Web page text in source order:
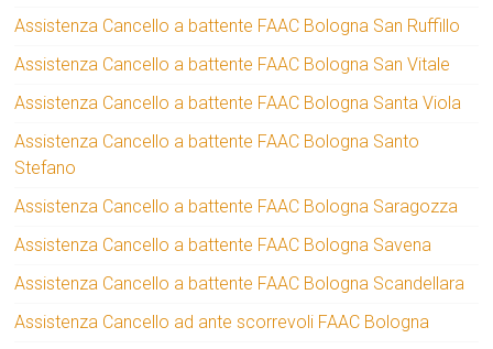
Assistenza Cancello a battente FAAC Bologna San Ruffillo
Assistenza Cancello a battente FAAC Bologna San Vitale
Assistenza Cancello a battente FAAC Bologna Santa Viola
Assistenza Cancello a battente FAAC Bologna Santo
Stefano
Assistenza Cancello a battente FAAC Bologna Saragozza
Assistenza Cancello a battente FAAC Bologna Savena
Assistenza Cancello a battente FAAC Bologna Scandellara
Assistenza Cancello ad ante scorrevoli FAAC Bologna